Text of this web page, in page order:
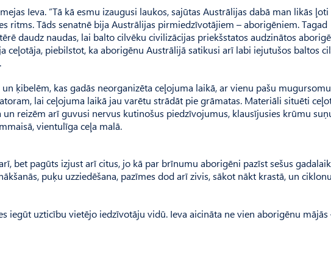
Ieva. ”Tā kā esmu izaugusi laukos, sajūtas Austrālijas dabā man likās ļoti
ritms. Tāds senatnē bija Austrālijas pirmiedzīvotājiem – aborigēniem. Tagad
daudz naudas, lai balto cilvēku civilizācijas priekšstatos audzinātos
ceļotāja, piebilstot, ka aborigēnu Austrālijā satikusi arī labi iejutušos baltos
ķibelēm, kas gadās neorganizēta ceļojuma laikā, ar vienu pašu
lai ceļojuma laikā jau varētu strādāt pie grāmatas. Materiāli situēti
un reizēm arī guvusi nervus kutinošus piedzīvojumus, klausījusies krūmu
vientulīga ceļa malā.
bet pagūts izjust arī citus, jo kā par brīnumu aborigēni pazīst sešus
puķu uzziedēšana, pazīmes dod arī zivis, sākot nākt krastā, un ciklonu
iegūt uzticību vietējo iedzīvotāju vidū. Ieva aicināta ne vien aborigēnu mājās